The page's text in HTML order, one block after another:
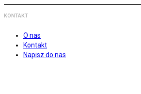
KONTAKT
O nas
Kontakt
Napisz do nas